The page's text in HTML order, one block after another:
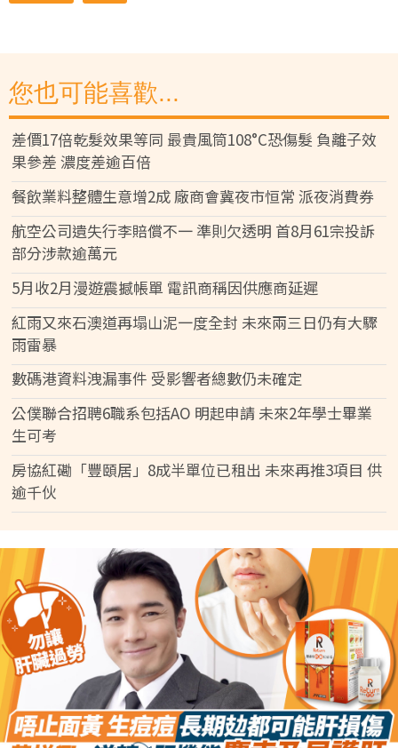
您也可能喜歡...
差價17倍乾髮效果等同 最貴風筒108°C恐傷髮 負離子效
果參差 濃度差逾百倍
餐飲業料整體生意增2成 廠商會冀夜市恒常 派夜消費券
航空公司遺失行李賠償不一 準則欠透明 首8月61宗投訴
部分涉款逾萬元
5月收2月漫遊震撼帳單 電訊商稱因供應商延遲
紅雨又來石澳道再塌山泥一度全封 未來兩三日仍有大驟
雨雷暴
數碼港資料洩漏事件 受影響者總數仍未確定
公僕聯合招聘6職系包括AO 明起申請 未來2年學士畢業
生可考
房協紅磡「豐頤居」8成半單位已租出 未來再推3項目 供
逾千伙